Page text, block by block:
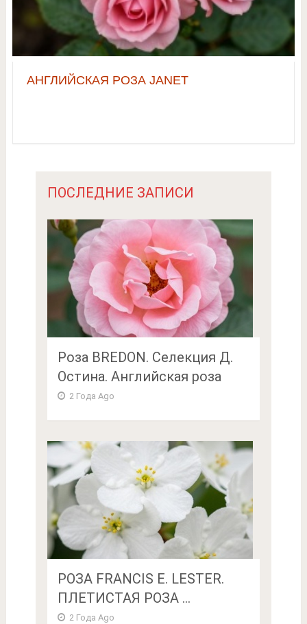
АНГЛИЙСКАЯ РОЗА JANET
ПОСЛЕДНИЕ ЗАПИСИ
Роза BREDON. Селекция Д.
Остина. Английская роза
2 Года Ago
РОЗА FRANCIS E. LESTER.
ПЛЕТИСТАЯ РОЗА ...
2 Года Ago